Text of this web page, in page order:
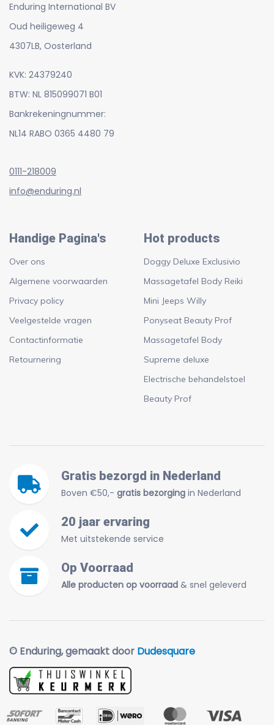
Enduring International BV
Oud heiligeweg 4
4307LB, Oosterland
KVK: 24379240
BTW: NL 815099071 B01
Bankrekeningnummer:
NL14 RABO 0365 4480 79
0111-218009
info@enduring.nl
Handige Pagina's
Over ons
Algemene voorwaarden
Privacy policy
Veelgestelde vragen
Contactinformatie
Retournering
Hot products
Doggy Deluxe Exclusivio
Massagetafel Body Reiki
Mini Jeeps Willy
Ponyseat Beauty Prof
Massagetafel Body
Supreme deluxe
Electrische behandelstoel
Beauty Prof
Gratis bezorgd in Nederland
Boven €50,- gratis bezorging in Nederland
20 jaar ervaring
Met uitstekende service
Op Voorraad
Alle producten op voorraad & snel geleverd
© Enduring, gemaakt door Dudesquare